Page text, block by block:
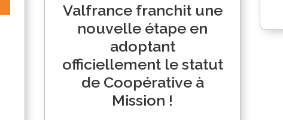
Valfrance franchit une
nouvelle étape en
adoptant
officiellement le statut
de Coopérative à
Mission !